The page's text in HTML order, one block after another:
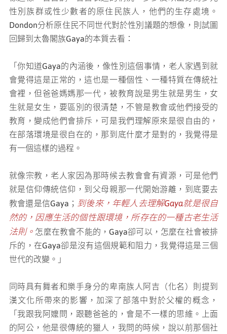
性別族群或性少數者的原住民族人，他們的生存處境。
Dondon分析原住民不同世代對於性別議題的想像，則試圖
回歸到太魯閣族Gaya的本質去看：
「你知道Gaya的內涵後，像性別這個事情，老人家遇到就
會覺得這是正常的，這也是一種個性、一種特質在傳統社
會裡，但爸爸媽媽那一代，被教育說是男生就是男生，女
生就是女生，要區別的很清楚，不管是教會或他們接受的
教育，變成他們會排斥，可是我們理解原來是很自由的，
在部落環境是很自在的，那到底什麼才是對的，我覺得是
有一個這樣的過程。
就像宗教，老人家因為那時候去教會會有資源，可是他們
就是信仰傳統信仰，到父母親那一代開始游離，到底要去
教會還是信Gaya； 到後來，年輕人去理解Gaya就是很自
然的，因應生活的個性跟環境，所存在的一種古老生活
法則。 怎麼在教會不能的，Gaya卻可以，怎麼在社會被排
斥的，在Gaya卻是沒有這個規範和阻力，我覺得這是三個
世代的改變。」
同時具有舞者和樂手身分的卑南族人阿吉（化名）則提到
漢文化所帶來的影響，加深了部落中對於父權的概念，
「我跟我阿嬤問，跟聽爸爸的，會是不一樣的思維。上面
的阿公，他是很傳統的獵人，我問的時候，說以前那個社